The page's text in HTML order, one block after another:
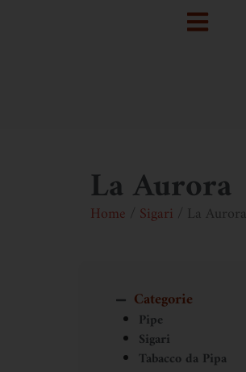
La Aurora
Home Sigari / La Aurora
Categorie
Pipe
Sigari
Tabacco da Pipa